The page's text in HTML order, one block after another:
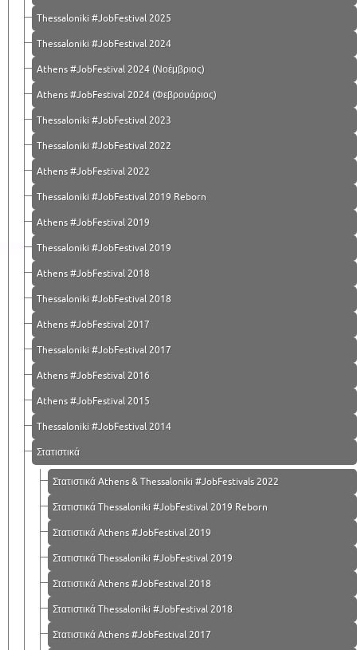
Thessaloniki #JobFestival 2025
Thessaloniki #JobFestival 2024
Athens #JobFestival 2024 (Νοέμβριος)
Athens #JobFestival 2024 (Φεβρουάριος)
Thessaloniki #JobFestival 2023
Thessaloniki #JobFestival 2022
Athens #JobFestival 2022
Thessaloniki #JobFestival 2019 Reborn
Athens #JobFestival 2019
Thessaloniki #JobFestival 2019
Athens #JobFestival 2018
Thessaloniki #JobFestival 2018
Athens #JobFestival 2017
Τhessaloniki #JobFestival 2017
Athens #JobFestival 2016
Athens #JobFestival 2015
Thessaloniki #JobFestival 2014
Στατιστικά
Στατιστικά Athens & Thessaloniki #JobFestivals 2022
Στατιστικά Thessaloniki #JobFestival 2019 Reborn
Στατιστικά Athens #JobFestival 2019
Στατιστικά Thessaloniki #JobFestival 2019
Στατιστικά Athens #JobFestival 2018
Στατιστικά Thessaloniki #JobFestival 2018
Στατιστικά Athens #JobFestival 2017